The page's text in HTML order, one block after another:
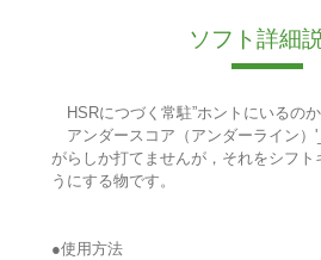
ソフト詳細
HSRにつづく常駐”ホントにいるのか
アンダースコア（アンダーライン）
がらしか打てませんが，それをシフト
うにする物です。
●使用方法